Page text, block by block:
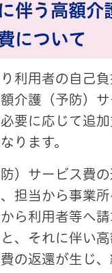
伴う高額介
について
利用者の自己
介護（予防）
要に応じて追
ります。
）サービス費
担当から事業
ら利用者等へ
、それに伴い
の返還が生じ